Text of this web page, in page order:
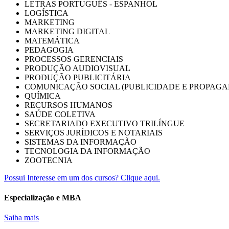
LETRAS PORTUGUÊS - ESPANHOL
LOGÍSTICA
MARKETING
MARKETING DIGITAL
MATEMÁTICA
PEDAGOGIA
PROCESSOS GERENCIAIS
PRODUÇÃO AUDIOVISUAL
PRODUÇÃO PUBLICITÁRIA
COMUNICAÇÃO SOCIAL (PUBLICIDADE E
QUÍMICA
RECURSOS HUMANOS
SAÚDE COLETIVA
SECRETARIADO EXECUTIVO TRILÍNGUE
SERVIÇOS JURÍDICOS E NOTARIAIS
SISTEMAS DA INFORMAÇÃO
TECNOLOGIA DA INFORMAÇÃO
ZOOTECNIA
Possui Interesse em um dos cursos? Clique aqui.
Especialização e MBA
Saiba mais